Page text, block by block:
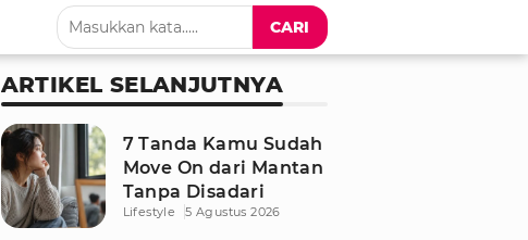
CARI
ARTIKEL SELANJUTNYA
7 Tanda Kamu Sudah
Move On dari Mantan
Tanpa Disadari
Lifestyle 5 Agustus 2026